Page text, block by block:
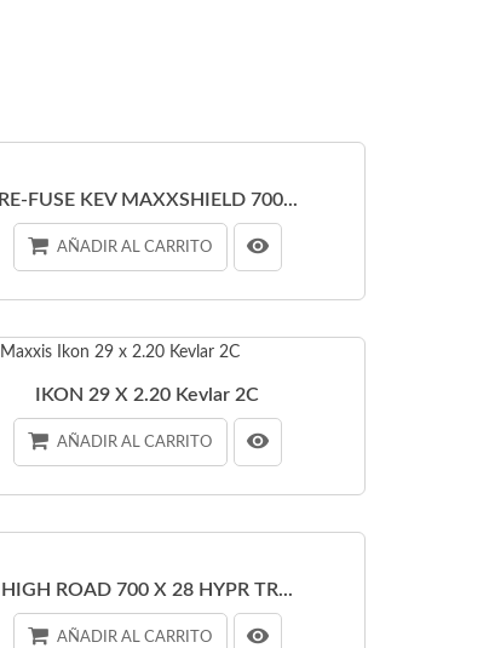
RE-FUSE KEV MAXXSHIELD 700...
AÑADIR AL CARRITO
IKON 29 X 2.20 Kevlar 2C
AÑADIR AL CARRITO
HIGH ROAD 700 X 28 HYPR TR...
AÑADIR AL CARRITO